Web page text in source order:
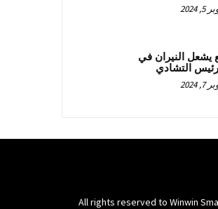
2024
يشعل النيران في
التشادي
2024